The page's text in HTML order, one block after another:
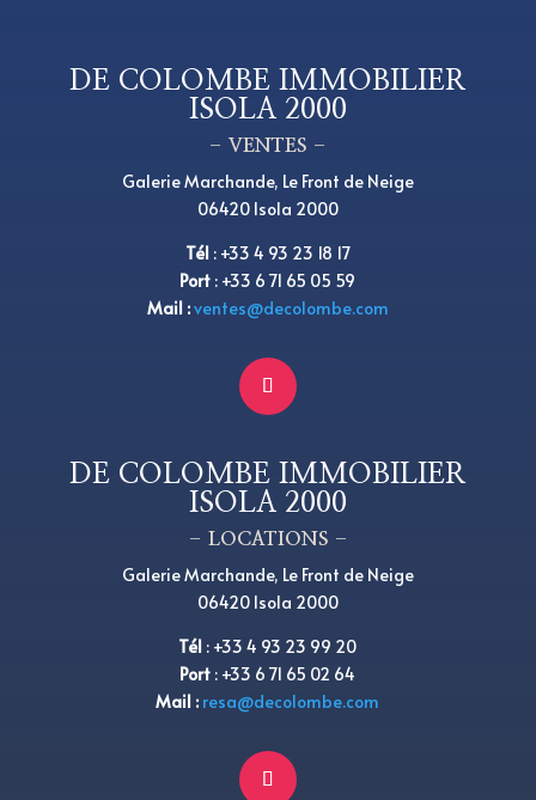
DE COLOMBE IMMOBILIER
ISOLA 2000
– VENTES –
Galerie Marchande, Le Front de Neige
06420 Isola 2000
Tél: +33 4 93 23 18 17
Port : +33 6 71 65 05 59
Mail :ventes@decolombe.com
DE COLOMBE IMMOBILIER
ISOLA 2000
– LOCATIONS –
Galerie Marchande, Le Front de Neige
06420 Isola 2000
Tél : +33 4 93 23 99 20
Port : +33 6 71 65 02 64
Mail : resa@decolombe.com